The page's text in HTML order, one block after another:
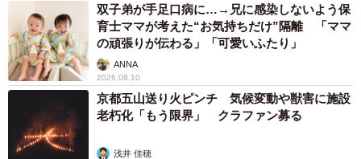
双子弟が手足口病に…→兄に感染しないよう保
育士ママが考えた“お気持ちだけ”隔離 「ママ
の頑張りが伝わる」「可愛いふたり」
ANNA
2026.08.10
京都五山送り火ピンチ 気候変動や獣害に施設
老朽化「もう限界」 クラファン募る
浅井 佳穂